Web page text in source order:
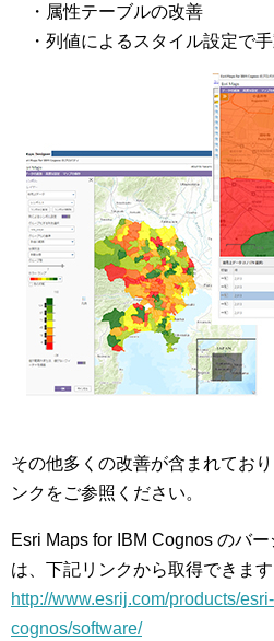
・属性テーブルの改善
・列値によるスタイル設定で
その他多くの改善が含まれてお
ンクをご参照ください。
Esri Maps for IBM Cognos のバ
は、下記リンクから取得できます
http://www.esrij.com/products/
cognos/software/